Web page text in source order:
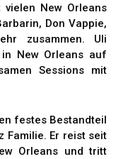
New Orleans
Don Vappie,
zusammen. Uli
New Orleans auf
Sessions mit
festes Bestandteil
Familie. Er reist seit
Orleans und tritt